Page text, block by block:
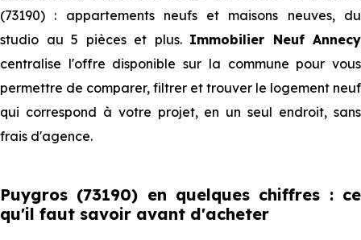
(73190) : appartements neufs et maisons neuves, du
studio au 5 pièces et plus. Immobilier Neuf Annecy
centralise l'offre disponible sur la commune pour vous
permettre de comparer, filtrer et trouver le logement neuf
qui correspond à votre projet, en un seul endroit, sans
frais d'agence.
Puygros (73190) en quelques chiffres : ce
qu'il faut savoir avant d'acheter